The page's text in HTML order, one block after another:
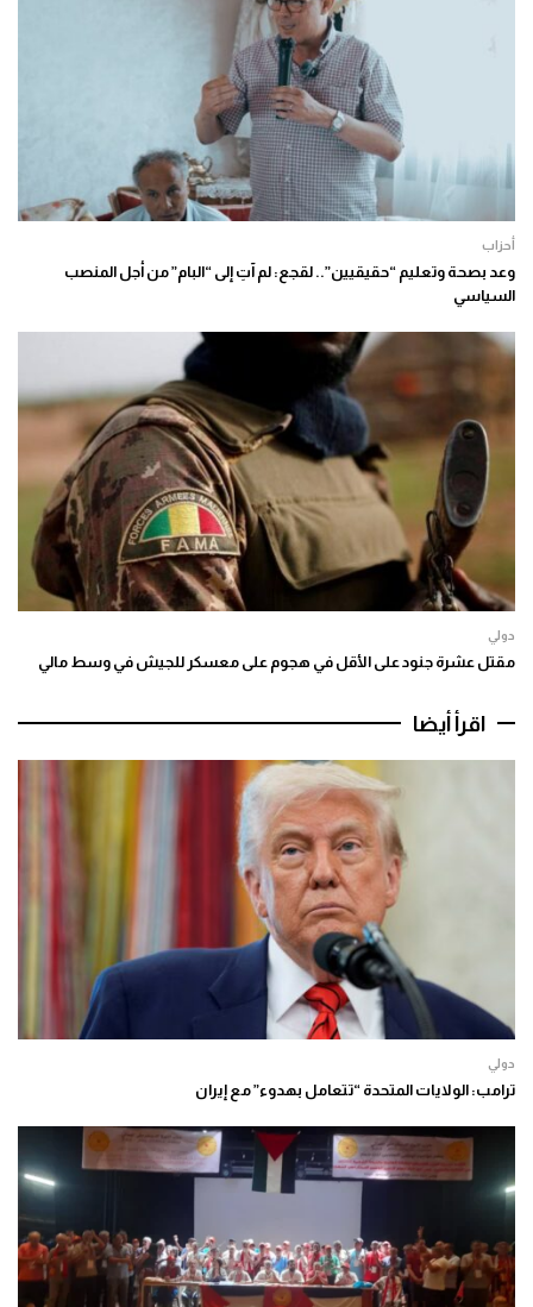
أحزاب
وعد بصحة وتعليم “حقيقيين”.. لقجع: لم آتِ إلى “البام” من أجل المنصب
السياسي
دولي
مقتل عشرة جنود على الأقل في هجوم على معسكر للجيش في وسط مالي
اقرأ أيضا
دولي
ترامب: الولايات المتحدة “تتعامل بهدوء” مع إيران